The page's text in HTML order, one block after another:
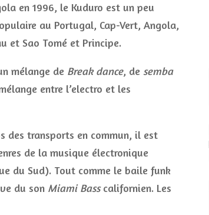
en 1996, le Kuduro est un peu
au Portugal, Cap-Vert, Angola,
et Sao Tomé et Principe.
mélange de Break dance, de semba
entre l’electro et les
des transports en commun, il est
de la musique électronique
du Sud). Tout comme le baile funk
du son Miami Basscalifornien. Les